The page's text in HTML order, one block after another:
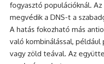
fogyasztó populációknál.
megvédik a DNS-t a
A hatás fokozható más
való kombinálással,
vagy zöld teával. Az